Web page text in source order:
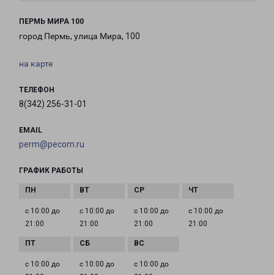
ПЕРМЬ МИРА 100
город Пермь, улица Мира, 100
на карте
ТЕЛЕФОН
8(342) 256-31-01
EMAIL
perm@pecom.ru
ГРАФИК РАБОТЫ
с 10:00 до
21:00
с 10:00 до
21:00
с 10:00 до
21:00
с 10:00 до
21:00
с 10:00 до
с 10:00 до
с 10:00 до